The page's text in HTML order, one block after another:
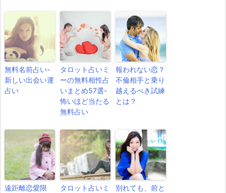
無料名前占い-
新しい出会い運
占い
タロット占いミ
ーの無料相性占
いまとめ57選-
怖いほど当たる
無料占い
報われない恋？
不倫相手と乗り
越えるべき試練
とは？
遠距離恋愛限
タロット占いミ
別れても、前と